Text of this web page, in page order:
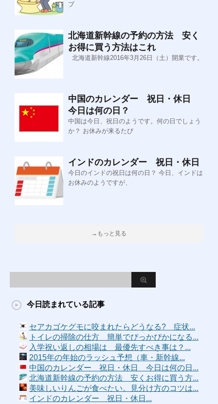
ブ
北海道新幹線の予約の方法 安く
お得に買う方法はこれ
北海道新幹線2016年3月26日（土）開業です。
中国のカレンダー 祝日・休日
今日は何の日？
中国は今日、祝日のようです。何の日でしょう
か？ お休みが来るたび
インドのカレンダー 祝日・休日
今日のインドの祝日は何の日？ 今日、インドは
お休みのようですが、
→もっと見る
今日読まれている記事
セアカゴケグモに咬まれたらどうなる? 症状...
トイレの掃除の仕方 簡単でぴっかぴかになる...
入学祝い返しの相場は 最優先すべき事は？...
2015年の年始のラッシュ予想（車・新幹線...
中国のカレンダー 祝日・休日 今日は何の日...
北海道新幹線の予約の方法 安くお得に買う方...
美味しいりんごが食べたい。見分け方のコツは...
インドのカレンダー 祝日・休日...